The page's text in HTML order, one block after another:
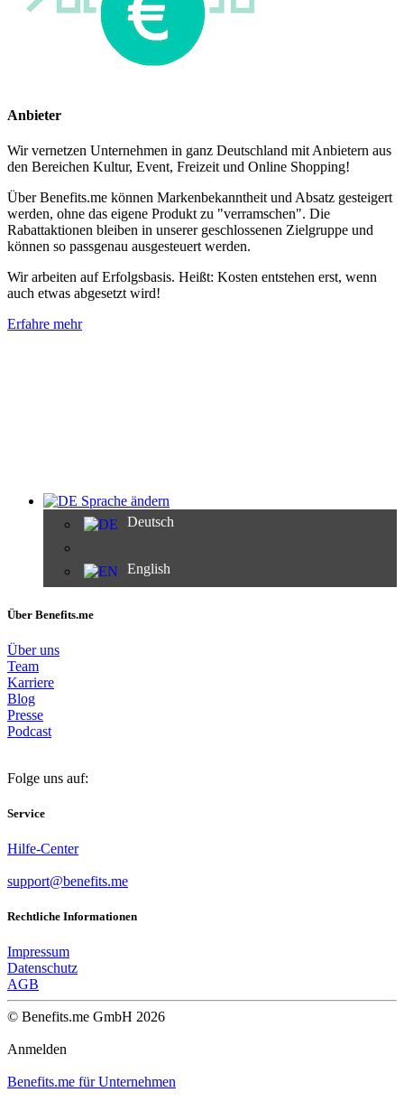
Anbieter
Wir vernetzen Unternehmen in ganz Deutschland mit Anbietern aus
den Bereichen Kultur, Event, Freizeit und Online Shopping!
Über Benefits.me können Markenbekanntheit und Absatz gesteigert
werden, ohne das eigene Produkt zu "verramschen". Die
Rabattaktionen bleiben in unserer geschlossenen Zielgruppe und
können so passgenau ausgesteuert werden.
Wir arbeiten auf Erfolgsbasis. Heißt: Kosten entstehen erst, wenn
auch etwas abgesetzt wird!
Erfahre mehr
Sprache ändern
Deutsch
English
Über Benefits.me
Über uns
Team
Karriere
Blog
Presse
Podcast
Folge uns auf:
Service
Hilfe-Center
support@benefits.me
Rechtliche Informationen
Impressum
Datenschutz
AGB
© Benefits.me GmbH 2026
Anmelden
Benefits.me für Unternehmen